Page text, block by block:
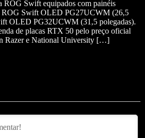
ROG Swift equipados com painéis
Swift OLED PG27UCWM (26,5
OLED PG32UCWM (31,5 polegadas).
de placas RTX 50 pelo preço oficial
Razer e National University […]